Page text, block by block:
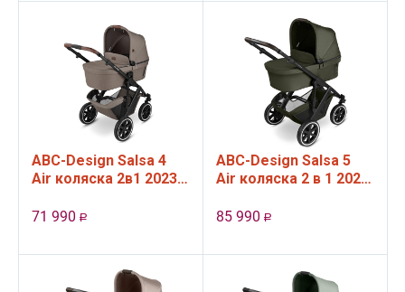
ABC-Design Salsa 4
Air коляска 2в1 2023,
71 990 Р
ABC-Design Salsa 5
Air коляска 2 в 1 2025,
85 990 Р